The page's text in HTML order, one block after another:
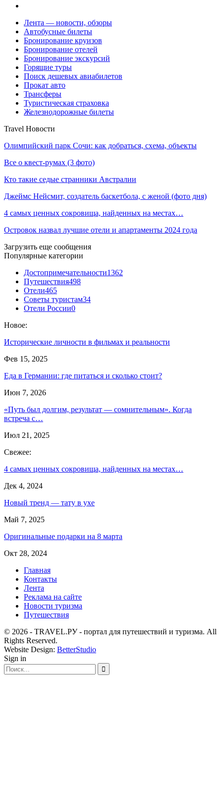
Лента — новости, обзоры
Автобусные билеты
Бронирование круизов
Бронирование отелей
Бронирование экскурсий
Горящие туры
Поиск дешевых авиабилетов
Прокат авто
Трансферы
Туристическая страховка
Железнодорожные билеты
Travel Новости
Олимпийский парк Сочи: как добраться, схема, объекты
Все о квест-румах (3 фото)
Кто такие седые странники Австралии
Джеймс Нейсмит, создатель баскетбола, с женой (фото дня)
4 самых ценных сокровища, найденных на местах…
Островок назвал лучшие отели и апартаменты 2024 года
Загрузить еще сообщения
Популярные категории
Достопримечательности1362
Путешествия498
Отели465
Советы туристам34
Отели России0
Новое:
Исторические личности в фильмах и реальности
Фев 15, 2025
Еда в Германии: где питаться и сколько стоит?
Июн 7, 2026
«Путь был долгим, результат — сомнительным». Когда
встреча с…
Июл 21, 2025
Свежее:
4 самых ценных сокровища, найденных на местах…
Дек 4, 2024
Новый тренд — тату в ухе
Май 7, 2025
Оригинальные подарки на 8 марта
Окт 28, 2024
Главная
Контакты
Лента
Реклама на сайте
Новости туризма
Путешествия
© 2026 - TRAVEL.РУ - портал для путешествий и туризма. All
Rights Reserved.
Website Design: BetterStudio
Sign in